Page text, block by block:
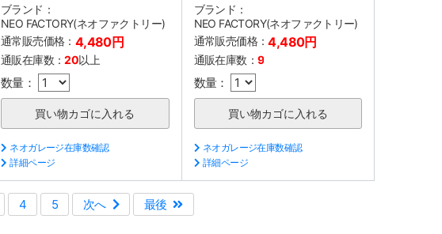
ブランド：
NEO FACTORY(ネオファクトリー)
通常販売価格： 4,480円
通販在庫数：20以上
数量：
ネオガレージ在庫数確認
詳細ページ
ブランド：
NEO FACTORY(ネオファクトリー)
通常販売価格：4,480円
通販在庫数： 9
数量：
ネオガレージ在庫数確認
詳細ページ
4 5 次へ 最後